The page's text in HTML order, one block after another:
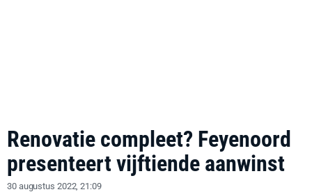
Renovatie compleet? Feyenoord
presenteert vijftiende aanwinst
30 augustus 2022, 21:09